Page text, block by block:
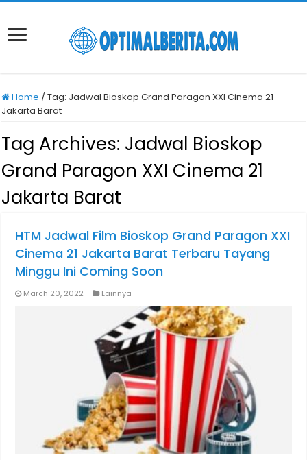
Home /Tag: Jadwal Bioskop Grand Paragon XXI Cinema 21
Jakarta Barat
Tag Archives: Jadwal Bioskop
Grand Paragon XXI Cinema 21
Jakarta Barat
HTM Jadwal Film Bioskop Grand Paragon XXI
Cinema 21 Jakarta Barat Terbaru Tayang
Minggu Ini Coming Soon
March 20, 2022 Lainnya